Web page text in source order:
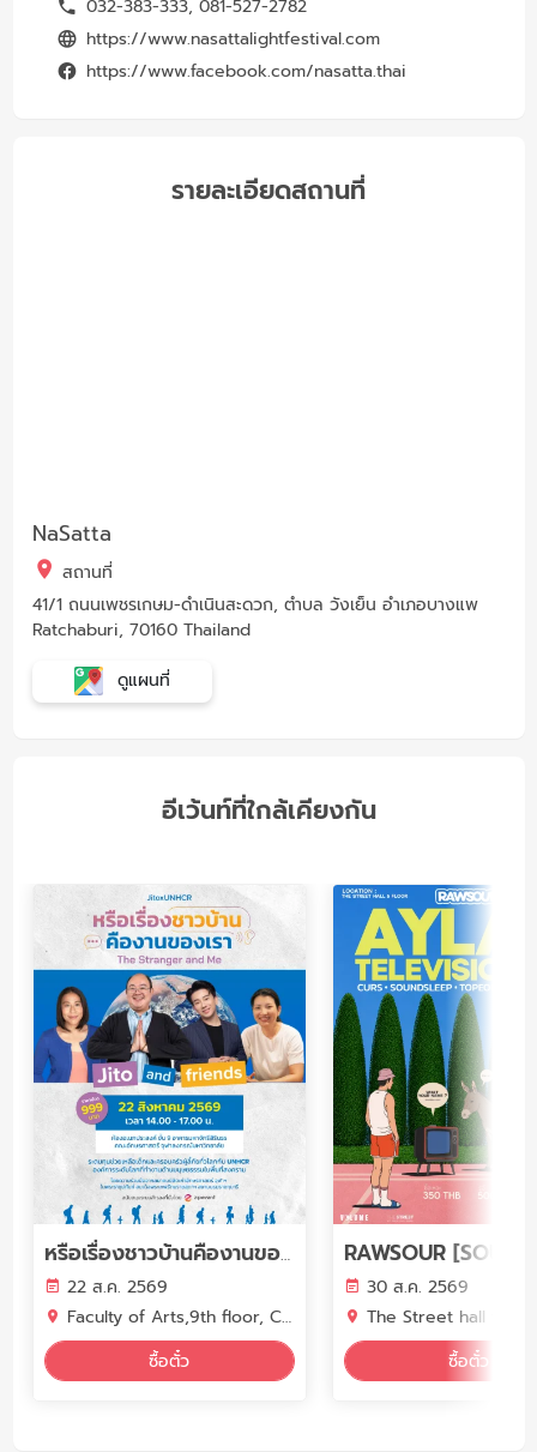
032-383-333, 081-527-2782
https://www.nasattalightfestival.com
https://www.facebook.com/nasatta.thai
รายละเอียดสถานที่
NaSatta
สถานที่
41/1 ถนนเพชรเกษม-ดำเนินสะดวก, ตำบล วังเย็น อำเภอบางแพ
Ratchaburi, 70160 Thailand
ดูแผนที่
อีเว้นท์ที่ใกล้เคียงกัน
หรือเรื่องชาวบ้านคืองานของเรา ? The Stranger and Me Jito and friends
22 ส.ค. 2569
Faculty of Arts,9th floor, Chulalongkorn University
ซื้อตั๋ว
30 ส.ค. 2569
The Street hall flr.5 The Street
ซื้อตั๋ว